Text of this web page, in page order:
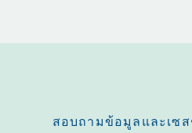
สอบถามข้อมูลและเซ